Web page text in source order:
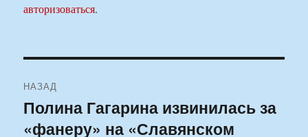
авторизоваться.
по
записям
НАЗАД
Предыдущая
запись:
Полина Гагарина извинилась за
«фанеру» на «Славянском